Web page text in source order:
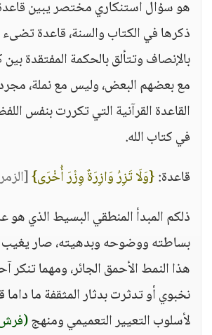
هو سؤال استنكاري مختصر يبين
ذكرها في الكتاب والسنة، قاعدة
بالإنصاف وتتألق بالحكمة المفتقدة
مع بعضهم البعض، وليس مع نملة، مجرد
القاعدة القرآنية التي تكررت بنفس
في كتاب الله.
قاعدة:{وَلَا تَزِرُ وَازِرَةٌ وِزْرَ أُخْرَى}
ذلكم المبدأ المنطقي البسيط الذي هو
بساطته ووضوحه وبدهيته، صار يغيب
هذا النمط الأحمق الجائر، ومهما تنكر
نخبوي أو تدثرت بدثار المثقفة ما داما
لأسلوب التعيير التعميمي ومنهج(فرش